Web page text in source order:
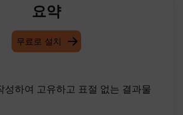
요약
무료로 설치
성하여 고유하고 표절 없는 결과물